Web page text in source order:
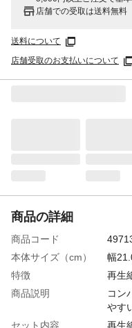
店舗での受取は送料無料
送料について
店舗受取のお支払いについて
商品の詳細
商品コード
本体サイズ（cm）
幅
特徴
再生
商品説明
コン
やす
セット内容
再生